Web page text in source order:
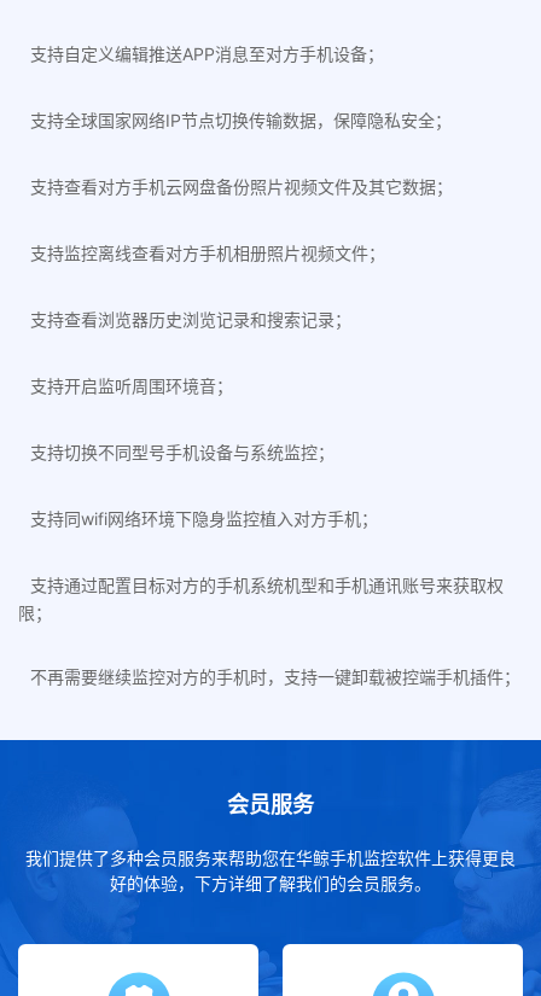
支持自定义编辑推送APP消息至对方手机设备；
支持全球国家网络IP节点切换传输数据，保障隐私安全；
支持查看对方手机云网盘备份照片视频文件及其它数据；
支持监控离线查看对方手机相册照片视频文件；
支持查看浏览器历史浏览记录和搜索记录；
支持开启监听周围环境音；
支持切换不同型号手机设备与系统监控；
支持同wifi网络环境下隐身监控植入对方手机；
支持通过配置目标对方的手机系统机型和手机通讯账号来获取权
限；
不再需要继续监控对方的手机时，支持一键卸载被控端手机插件；
会员服务
我们提供了多种会员服务来帮助您在华鲸手机监控软件上获得更良
好的体验，下方详细了解我们的会员服务。